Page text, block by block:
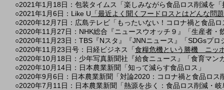
○2021年1月18日：包装タイムス「楽しみながら食品ロス削減を
○2021年1月6日：Like U 「最近よく聞くフードロスとはどんな問
○2020年12月7日：広島テレビ「もったいない！コロナ禍と食品ロ
○2020年11月27日：NHK総合『ニュースウオッチ９』「生産者・
○2020年11月23日：TBS『Nスタ』『JNNニュース』「SDGsプ
○2020年11月23日号：日経ビジネス「 食糧危機という勝機 ニッ
○2020年10月18日：少年写真新聞社『給食ニュース』「食育マン
○2020年10月14日：日本農業新聞「知って減らす食品ロス」
○2020年9月6日：日本農業新聞「対論2020：コロナ禍と食品ロス
○2020年7月11日：日本農業新聞「熱源を歩く：食品ロス削減・